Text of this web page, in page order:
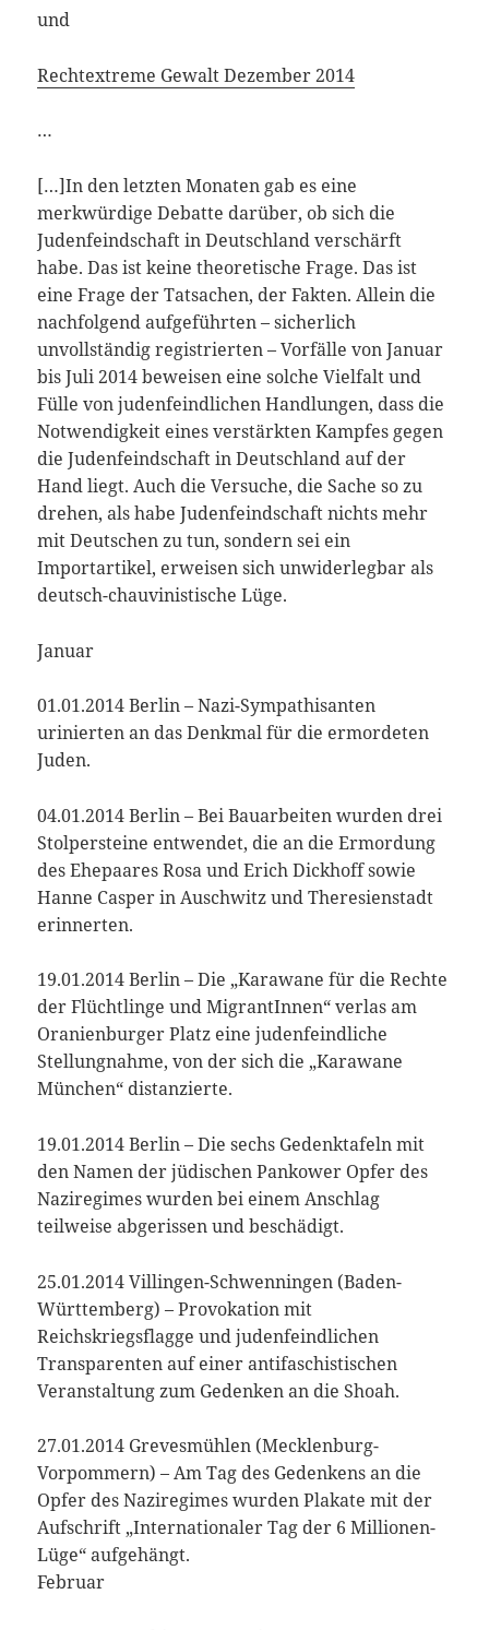
und
Rechtextreme Gewalt Dezember 2014
…
[…]In den letzten Monaten gab es eine
merkwürdige Debatte darüber, ob sich die
Judenfeindschaft in Deutschland verschärft
habe. Das ist keine theoretische Frage. Das ist
eine Frage der Tatsachen, der Fakten. Allein die
nachfolgend aufgeführten – sicherlich
unvollständig registrierten – Vorfälle von Januar
bis Juli 2014 beweisen eine solche Vielfalt und
Fülle von judenfeindlichen Handlungen, dass die
Notwendigkeit eines verstärkten Kampfes gegen
die Judenfeindschaft in Deutschland auf der
Hand liegt. Auch die Versuche, die Sache so zu
drehen, als habe Judenfeindschaft nichts mehr
mit Deutschen zu tun, sondern sei ein
Importartikel, erweisen sich unwiderlegbar als
deutsch-chauvinistische Lüge.
Januar
01.01.2014 Berlin – Nazi-Sympathisanten
urinierten an das Denkmal für die ermordeten
Juden.
04.01.2014 Berlin – Bei Bauarbeiten wurden drei
Stolpersteine entwendet, die an die Ermordung
des Ehepaares Rosa und Erich Dickhoff sowie
Hanne Casper in Auschwitz und Theresienstadt
erinnerten.
19.01.2014 Berlin – Die „Karawane für die Rechte
der Flüchtlinge und MigrantInnen“ verlas am
Oranienburger Platz eine judenfeindliche
Stellungnahme, von der sich die „Karawane
München“ distanzierte.
19.01.2014 Berlin – Die sechs Gedenktafeln mit
den Namen der jüdischen Pankower Opfer des
Naziregimes wurden bei einem Anschlag
teilweise abgerissen und beschädigt.
25.01.2014 Villingen-Schwenningen (Baden-
Württemberg) – Provokation mit
Reichskriegsflagge und judenfeindlichen
Transparenten auf einer antifaschistischen
Veranstaltung zum Gedenken an die Shoah.
27.01.2014 Grevesmühlen (Mecklenburg-
Vorpommern) – Am Tag des Gedenkens an die
Opfer des Naziregimes wurden Plakate mit der
Aufschrift „Internationaler Tag der 6 Millionen-
Lüge“ aufgehängt.
Februar